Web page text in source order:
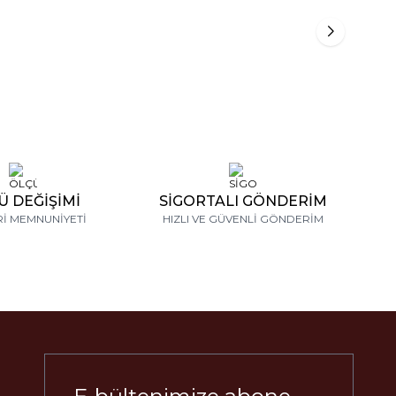
DEĞİŞİMİ
MEMNUNİYETİ
SİGORTALI GÖNDERİM
HIZLI VE GÜVENLİ GÖNDERİM